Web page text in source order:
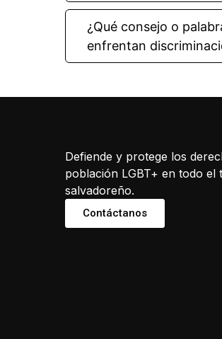
¿Qué consejo o
enfrentan
Defiende y protege los
población LGBT+ en todo el
salvadoreño.
Contáctanos